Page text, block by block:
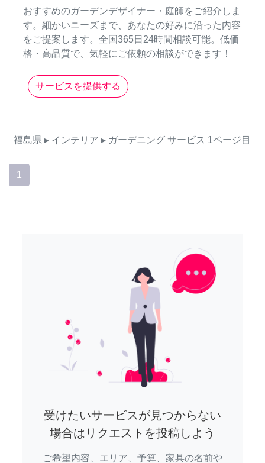
おすすめのガーデンデザイナー・庭師をご紹介しま
す。細かいニーズまで、あなたの好みに沿った内容
をご提案します。全国365日24時間相談可能。低価
格・高品質で、気軽にご依頼の相談ができます！
サービスを提供する
福島県 ▸ インテリア ▸ ガーデニング サービス 1ページ目
1
受けたいサービスが見つからない
場合はリクエストを投稿しよう
ご希望内容、エリア、予算、家具の名前や